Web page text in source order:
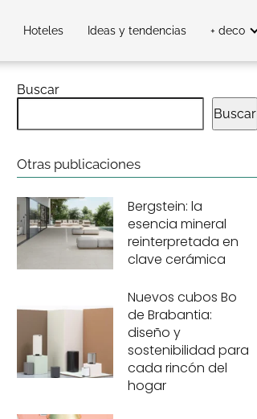
Hoteles Ideas y tendencias + deco
Buscar
Buscar
Otras publicaciones
Bergstein: la
esencia mineral
reinterpretada en
clave cerámica
Nuevos cubos Bo
de Brabantia:
diseño y
sostenibilidad para
cada rincón del
hogar